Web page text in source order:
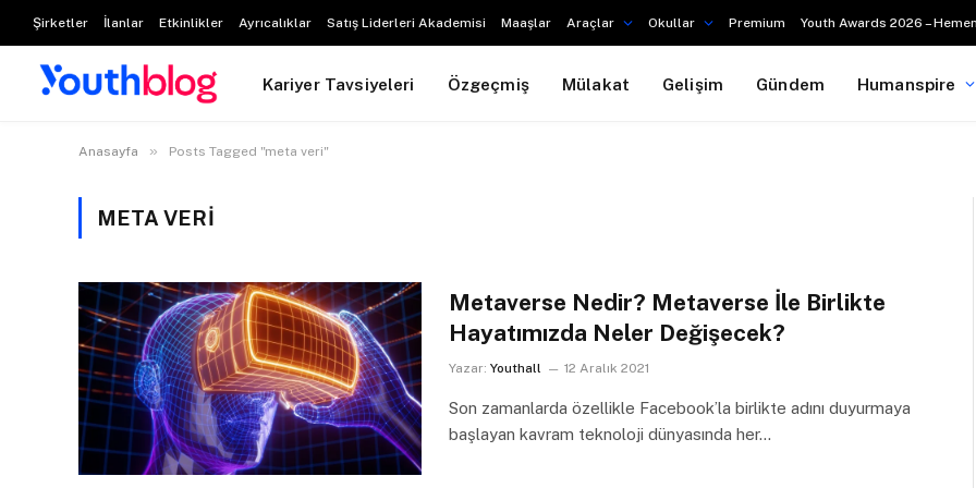
Şirketler İlanlar Etkinlikler Ayrıcalıklar Satış Liderleri Akademisi Maaşlar Araçlar Okullar Premium Youth Awards 2026 –
Kariyer Tavsiyeleri Özgeçmiş Mülakat Gelişim Gündem Humanspire
Anasayfa » Posts Tagged "meta veri"
META VERI
Metaverse Nedir? Metaverse İle Birlikte
Hayatımızda Neler Değişecek?
Yazar: Youthall 12 Aralık 2021
Son zamanlarda özellikle Facebook’la birlikte adını duyurmaya
başlayan kavram teknoloji dünyasında her…